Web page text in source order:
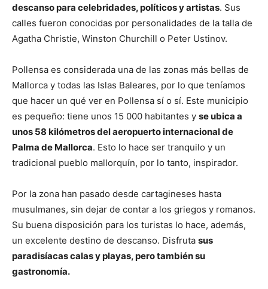
descanso para celebridades, políticos y artistas. Sus
calles fueron conocidas por personalidades de la talla de
Agatha Christie, Winston Churchill o Peter Ustinov.
Pollensa es considerada una de las zonas más bellas de
Mallorca y todas las Islas Baleares, por lo que teníamos
que hacer un qué ver en Pollensa sí o sí. Este municipio
es pequeño: tiene unos 15 000 habitantes y se ubica a
unos 58 kilómetros del aeropuerto internacional de
Palma de Mallorca. Esto lo hace ser tranquilo y un
tradicional pueblo mallorquín, por lo tanto, inspirador.
Por la zona han pasado desde cartagineses hasta
musulmanes, sin dejar de contar a los griegos y romanos.
Su buena disposición para los turistas lo hace, además,
un excelente destino de descanso. Disfruta sus
paradisíacas calas y playas, pero también su
gastronomía.